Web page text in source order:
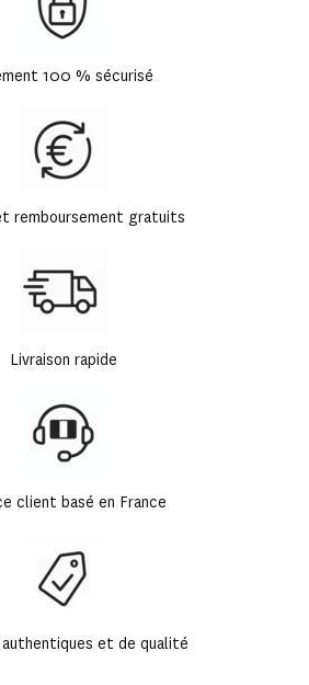
100 % sécurisé
remboursement gratuits
Livraison rapide
client basé en France
et de qualité